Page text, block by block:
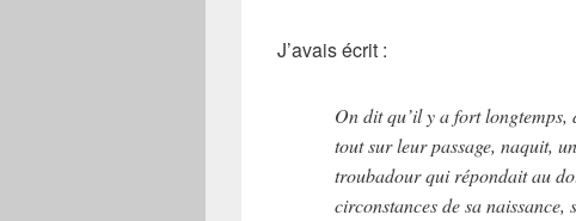
J’avais écrit :
On dit qu’il y a fort longtemps,
tout sur leur passage, naquit,
troubadour qui répondait au
circonstances de sa